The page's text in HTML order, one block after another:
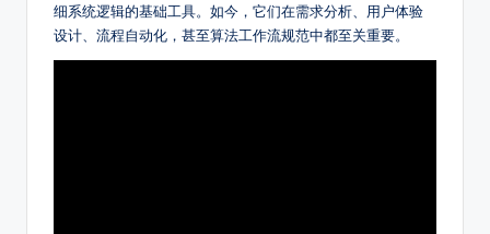
细系统逻辑的基础工具。如今，它们在需求分析、用户体验
设计、流程自动化，甚至算法工作流规范中都至关重要。